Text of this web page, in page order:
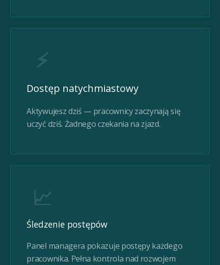
⚡
Dostęp natychmiastowy
Aktywujesz dziś — pracownicy zaczynają się
uczyć dziś. Żadnego czekania na zjazd.
📈
Śledzenie postępów
Panel managera pokazuje postępy każdego
pracownika. Pełna kontrola nad rozwojem